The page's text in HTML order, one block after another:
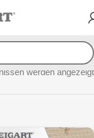
werden angezeigt